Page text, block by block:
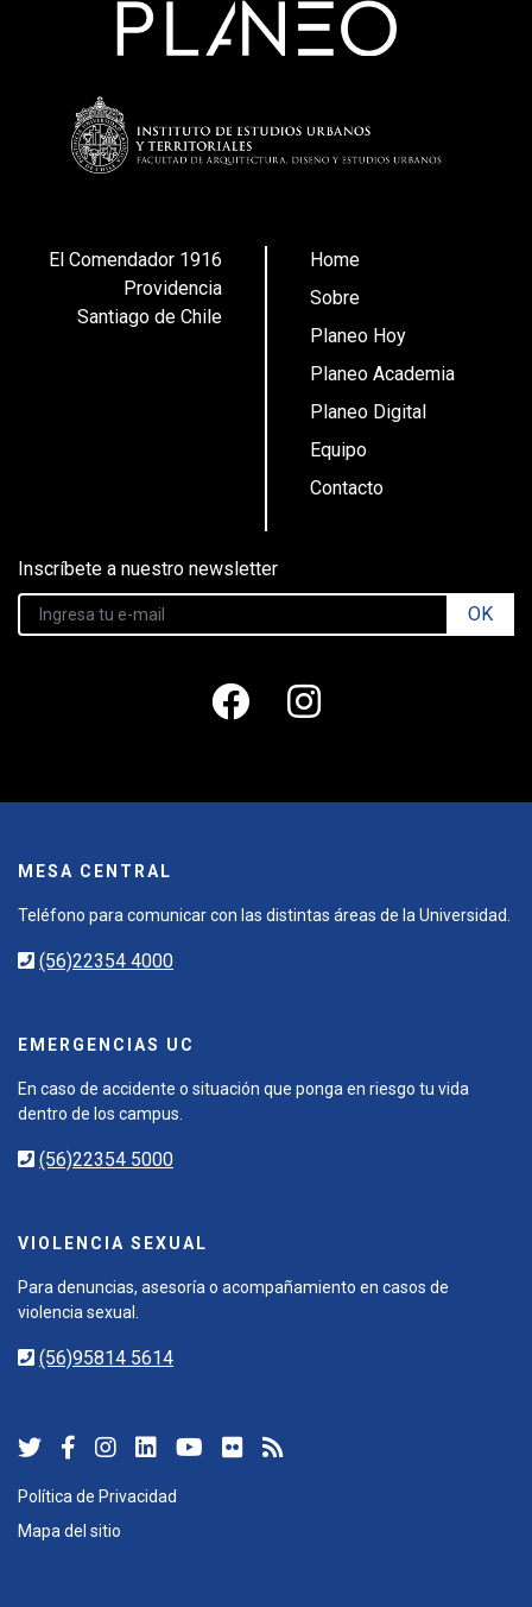
El Comendador 1916
Providencia
Santiago de Chile
Home
Sobre
Planeo Hoy
Planeo Academia
Planeo Digital
Equipo
Contacto
Inscríbete a nuestro newsletter
OK
MESA CENTRAL
Teléfono para comunicar con las distintas áreas de la Universidad.
(56)22354 4000
EMERGENCIAS UC
En caso de accidente o situación que ponga en riesgo tu vida
dentro de los campus.
(56)22354 5000
VIOLENCIA SEXUAL
Para denuncias, asesoría o acompañamiento en casos de
violencia sexual.
(56)95814 5614
Política de Privacidad
Mapa del sitio